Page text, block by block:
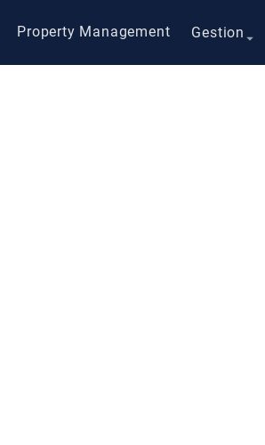
Property Management Gestion